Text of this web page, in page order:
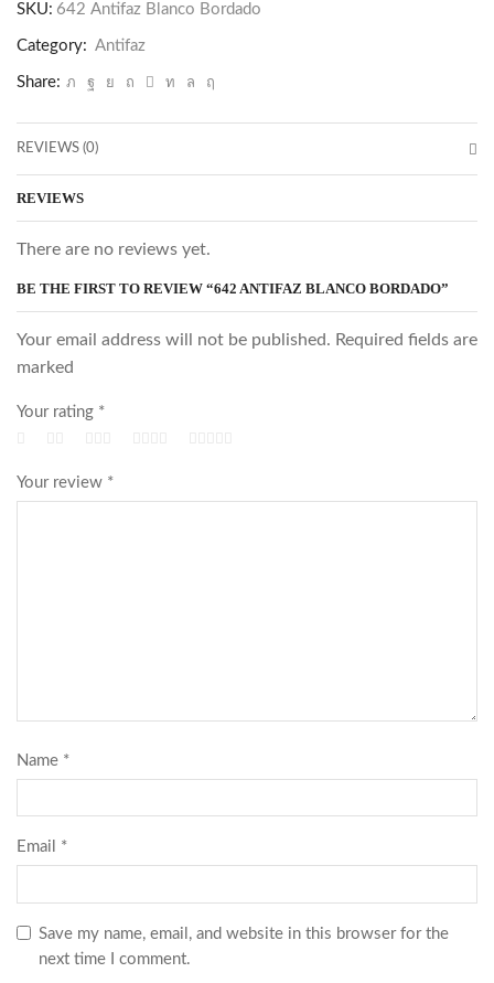
SKU: 642 Antifaz Blanco Bordado
Category: Antifaz
Share:
REVIEWS (0)
REVIEWS
There are no reviews yet.
BE THE FIRST TO REVIEW “642 ANTIFAZ BLANCO BORDADO”
Your email address will not be published. Required fields are
marked
Your rating *
Your review *
Name *
Email *
Save my name, email, and website in this browser for the
next time I comment.